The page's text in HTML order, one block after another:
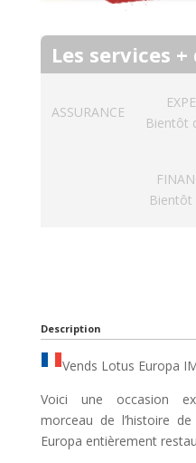
Les services +
ASSURANCE
Bientôt
Bientôt
Description
Vends Lotus Europa
Voici une occasion
morceau de l’histoire
Europa entièrement